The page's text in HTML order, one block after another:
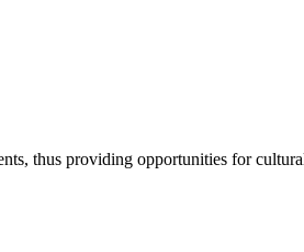
thus providing opportunities for